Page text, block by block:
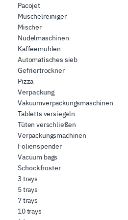
Pacojet
Muschelreiniger
Mischer
Nudelmaschinen
Kaffeemuhlen
Automatisches sieb
Gefriertrockner
Pizza
Verpackung
Vakuumverpackungsmaschinen
Tabletts versiegeln
Tüten verschließen
Verpackungsmachinen
Folienspender
Vacuum bags
Schockfroster
3 trays
5 trays
7 trays
10 trays